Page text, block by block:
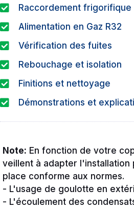
Raccordement frigorifique
Alimentation en Gaz R32
Vérification des fuites
Rebouchage et isolation
Finitions et nettoyage
Démonstrations et
Note: En fonction de votre
veillent à adapter l'installation
place conforme aux normes.
- L'usage de goulotte en
- L'écoulement des